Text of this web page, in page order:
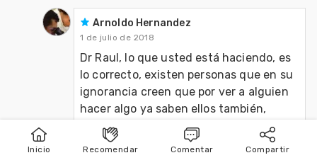
Inicio Publicar Buscar
Inicio Recomendar Comentar Compartir
Arnoldo Hernandez
1 de julio de 2018
Dr Raul, lo que usted está haciendo, es
lo correcto, existen personas que en su
ignorancia creen que por ver a alguien
hacer algo ya saben ellos también,
siempre se topará uno como médico con
personas que tratan de menospreciar a